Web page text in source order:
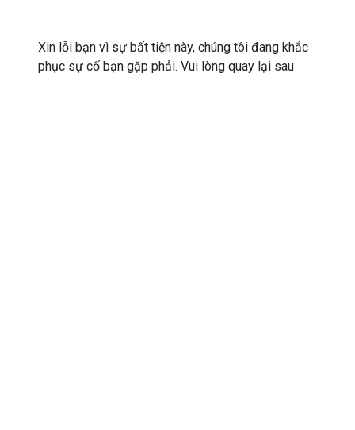
Xin lỗi bạn vì sự bất tiện này, chúng tôi đang khắc
phục sự cố bạn gặp phải. Vui lòng quay lại sau